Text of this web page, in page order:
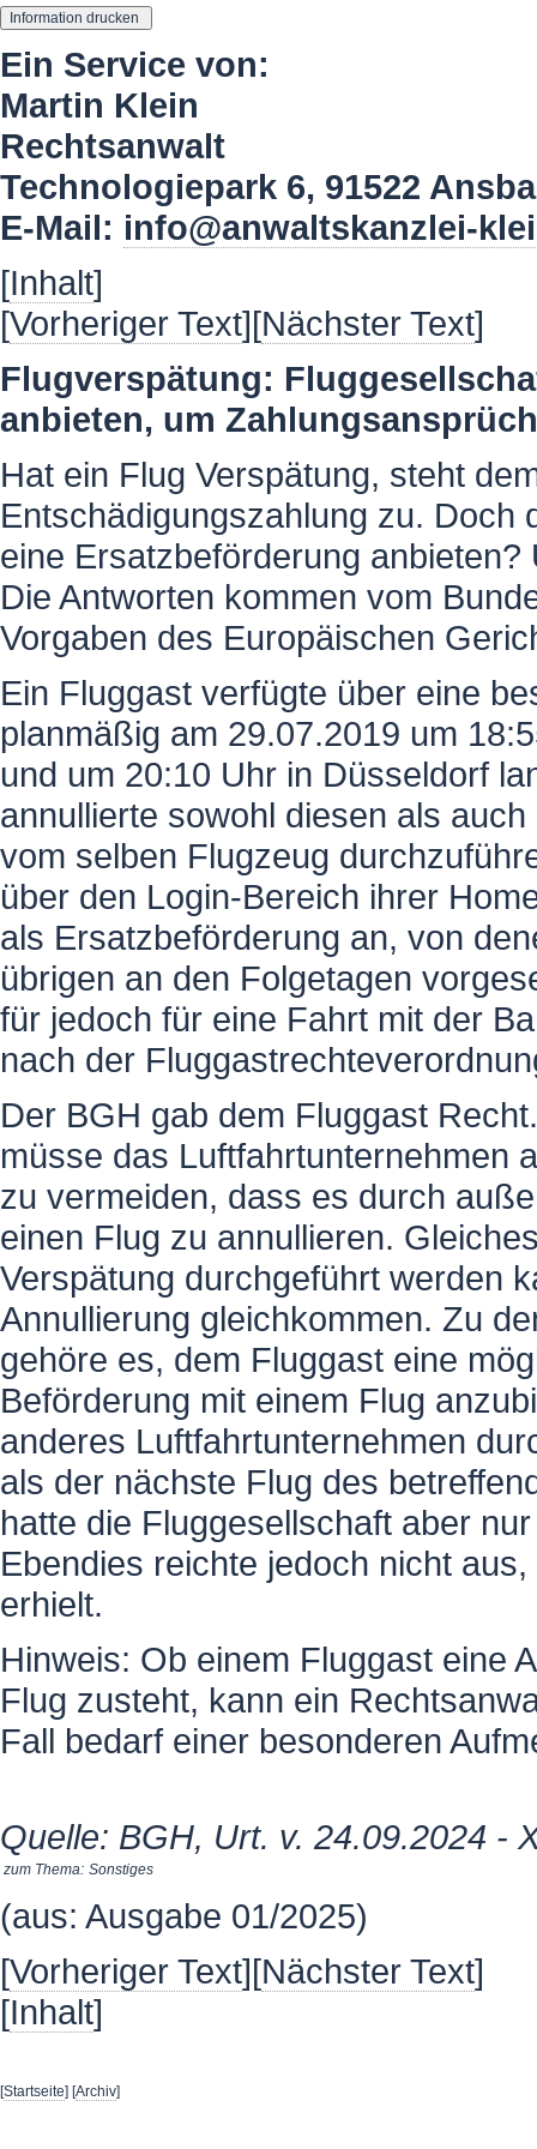
Ein Service von:
Martin Klein
Rechtsanwalt
Technologiepark 6, 91522
E-Mail: info@anwaltskanzlei-
[Inhalt]
[Vorheriger Text][Nächster Text]
Flugverspätung:
anbieten, um
Hat ein Flug Verspätung, steht
Entschädigungszahlung zu. Doch
eine Ersatzbeförderung
Die Antworten kommen vom
Vorgaben des Europäischen
Ein Fluggast verfügte über eine
planmäßig am 29.07.2019 um
und um 20:10 Uhr in Düsseldorf
annullierte sowohl diesen als
vom selben Flugzeug
über den Login-Bereich ihrer
als Ersatzbeförderung an, von
übrigen an den Folgetagen
für jedoch für eine Fahrt mit der
nach der
Der BGH gab dem Fluggast
müsse das Luftfahrtunternehmen
zu vermeiden, dass es durch
einen Flug zu annullieren.
Verspätung durchgeführt werden
Annullierung gleichkommen. Zu
gehöre es, dem Fluggast eine
Beförderung mit einem Flug
anderes Luftfahrtunternehmen
als der nächste Flug des
hatte die Fluggesellschaft aber
Ebendies reichte jedoch nicht
erhielt.
Hinweis: Ob einem Fluggast eine
Flug zusteht, kann ein
Fall bedarf einer besonderen
Quelle: BGH, Urt. v. 24.09.2024 -
zum Thema: Sonstiges
(aus: Ausgabe 01/2025)
[Vorheriger Text][Nächster Text]
[Inhalt]
[Startseite] [Archiv]